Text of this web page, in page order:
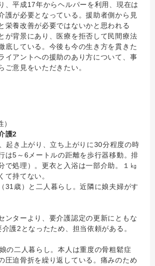
、平成17年からヘルパーを利用、現在は
護が必要となっている。援助者側から見
栄養改善が必要ではないかと思われる
が背景にあり、医療を拒否して民間療法
底している。今後も今の生き方を貫きた
イアントへの援助のあり方について、事
ご意見をいただきたい。
護2
起き上がり、立ち上がりに30分程度の時
は5～6メートルの距離を歩行器移動。排
で処理）。更衣と入浴は一部介助。１㎏
て持てない。
31歳）と二人暮らし。近隣に娘夫婦がす
ンターより、要介護認定の更新にともな
護2となったため、担当依頼がある。
の二人暮らし。本人は重度の骨粗鬆症
圧迫骨折を繰り返している。痛みのため